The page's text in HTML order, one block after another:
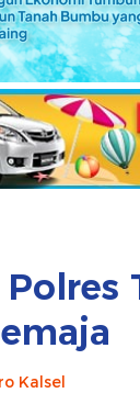
Kalsel